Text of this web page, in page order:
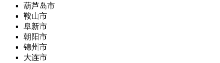
葫芦岛市
鞍山市
阜新市
朝阳市
锦州市
大连市